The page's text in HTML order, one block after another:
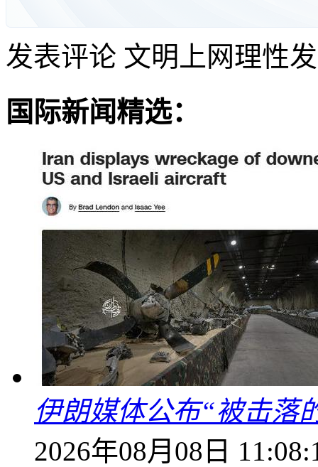
发表评论 文明上网理性
国际新闻精选：
伊朗媒体公布“被击落
2026年08月08日